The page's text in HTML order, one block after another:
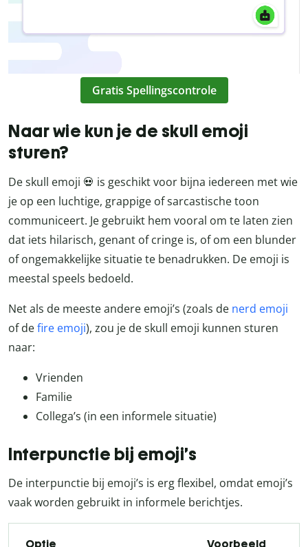
Gratis Spellingscontrole
Naar wie kun je de skull emoji
sturen?
De skull emoji 💀 is geschikt voor bijna iedereen met wie
je op een luchtige, grappige of sarcastische toon
communiceert. Je gebruikt hem vooral om te laten zien
dat iets hilarisch, genant of cringe is, of om een blunder
of ongemakkelijke situatie te benadrukken. De emoji is
meestal speels bedoeld.
Net als de meeste andere emoji’s (zoals de nerd emoji
of defire emoji), zou je de skull emoji kunnen sturen
naar:
Vrienden
Familie
Collega’s (in een informele situatie)
Interpunctie bij emoji’s
De interpunctie bij emoji’s is erg flexibel, omdat emoji’s
vaak worden gebruikt in informele berichtjes.
Optie Voorbeeld